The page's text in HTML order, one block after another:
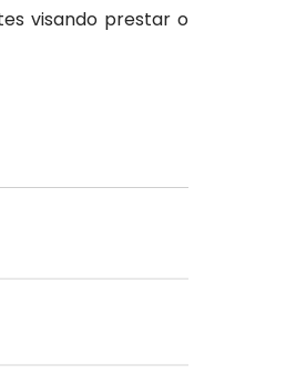
visando prestar o